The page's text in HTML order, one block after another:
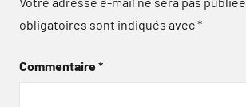
obligatoires sont indiqués avec*
Commentaire*